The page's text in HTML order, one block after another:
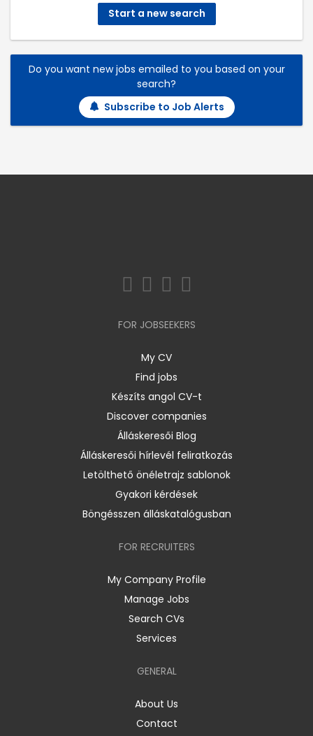
Start a new search
Do you want new jobs emailed to you based on your
search?
Subscribe to Job Alerts
FOR JOBSEEKERS
My CV
Find jobs
Készíts angol CV-t
Discover companies
Álláskeresői Blog
Álláskeresői hírlevél feliratkozás
Letölthető önéletrajz sablonok
Gyakori kérdések
Böngésszen álláskatalógusban
FOR RECRUITERS
My Company Profile
Manage Jobs
Search CVs
Services
GENERAL
About Us
Contact